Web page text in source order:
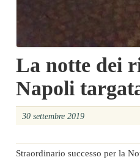
La notte dei
Napoli
30 settembre 2019
Straordinario successo per la